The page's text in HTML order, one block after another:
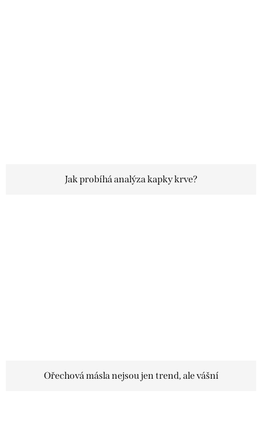
Jak probíhá analýza kapky krve?
Ořechová másla nejsou jen trend, ale vášní